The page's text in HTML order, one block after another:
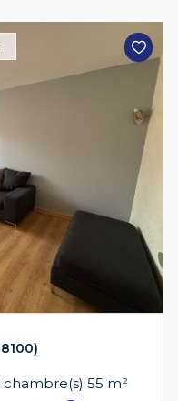
Appartement 3 pièce(s) 2 chambre(s) 55 m²